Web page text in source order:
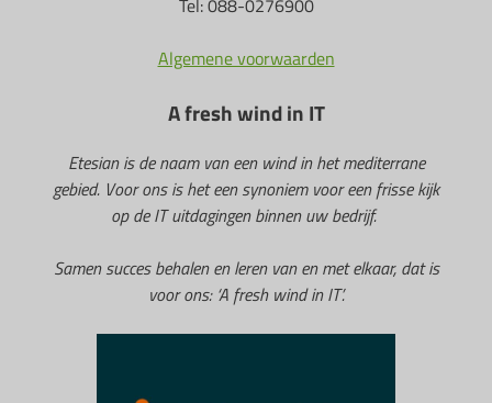
Tel: 088-0276900
Algemene voorwaarden
A fresh wind in IT
Etesian is de naam van een wind in het mediterrane
gebied. Voor ons is het een synoniem voor een frisse kijk
op de IT uitdagingen binnen uw bedrijf.
Samen succes behalen en leren van en met elkaar, dat is
voor ons: ‘A fresh wind in IT’.